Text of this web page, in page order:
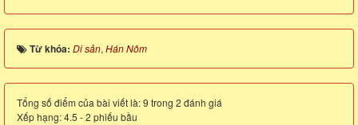
Từ khóa: Di sản, Hán Nôm
Tổng số điểm của bài viết là: 9 trong 2 đánh giá
Xếp hạng:4.5 -2 phiếu bầu